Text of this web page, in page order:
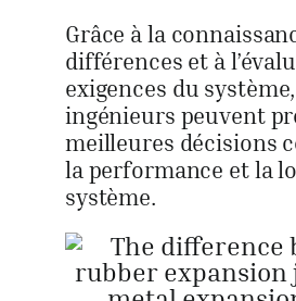
Grâce à la
différences et à
exigences du
ingénieurs peuvent
meilleures décisions
la performance et la
système.